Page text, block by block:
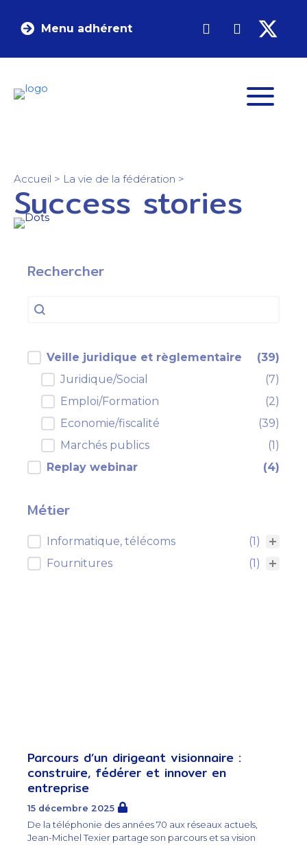
Menu adhérent
Accueil > La vie de la fédération >
Success stories
Rechercher
Rechercher
Rechercher
filtre cp actualités
Veille juridique et règlementaire
(39)
Juridique/Social
(7)
Emploi/Formation
(2)
Economie/fiscalité
(39)
Marchés publics
(1)
Replay webinar
(4)
Métier
MétierInformatique, télécoms
(1)
Fournitures
(1)
Parcours d’un dirigeant visionnaire :
construire, fédérer et innover en
entreprise
15 décembre 2025
De la téléphonie des années 70 aux réseaux actuels,
Jean-Michel Texier partage son parcours et sa vision